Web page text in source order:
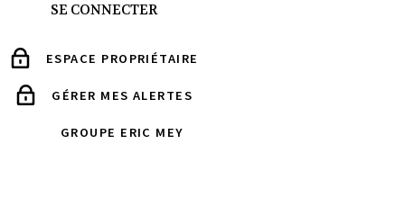
SE CONNECTER
ESPACE PROPRIÉTAIRE
GÉRER MES ALERTES
GROUPE ERIC MEY